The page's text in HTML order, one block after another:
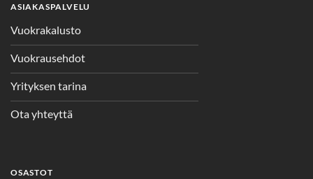
ASIAKASPALVELU
Vuokrakalusto
Vuokrausehdot
Yrityksen tarina
Ota yhteyttä
OSASTOT